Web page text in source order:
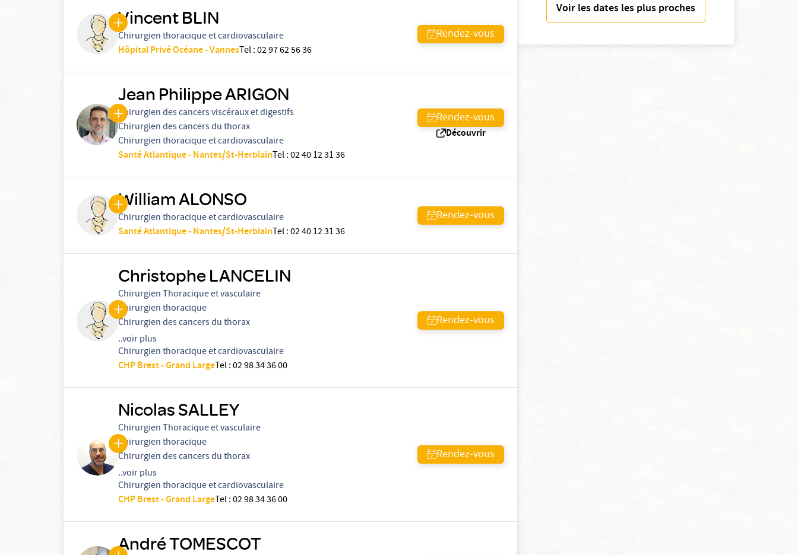
Voir les dates les plus proches
Vincent BLIN
Chirurgien thoracique et cardiovasculaire
Hôpital Privé Océane - VannesTel:02 97 62 56 36
Rendez-vous
Jean Philippe ARIGON
Chirurgien des cancers viscéraux et digestifs
Chirurgien des cancers du thorax
Chirurgien thoracique et cardiovasculaire
Santé Atlantique - Nantes/St-HerblainTel:02 40 12 31 36
Rendez-vous
Découvrir
William ALONSO
Chirurgien thoracique et cardiovasculaire
Santé Atlantique - Nantes/St-HerblainTel:02 40 12 31 36
Rendez-vous
Christophe LANCELIN
Chirurgien Thoracique et vasculaire
Chirurgien thoracique
Chirurgien des cancers du thorax
..voir plus
Chirurgien thoracique et cardiovasculaire
CHP Brest - Grand LargeTel:02 98 34 36 00
Rendez-vous
Nicolas SALLEY
Chirurgien Thoracique et vasculaire
Chirurgien thoracique
Chirurgien des cancers du thorax
..voir plus
Chirurgien thoracique et cardiovasculaire
CHP Brest - Grand LargeTel:02 98 34 36 00
Rendez-vous
André TOMESCOT